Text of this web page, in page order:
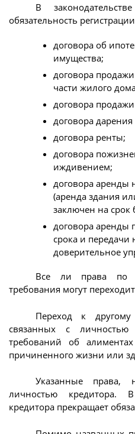
В
обязательность
договора об
имущества;
договора
части жилого
договора
договора
договора ренты;
договора
иждивением;
договора аренды
(аренда здания
заключен на срок
договора аренды
срока и
доверительное
Все ли права по
требования могут
Переход к
связанных с личностью
требований об
причиненного жизни или
Указанные права,
личностью кредитора.
кредитора прекращает